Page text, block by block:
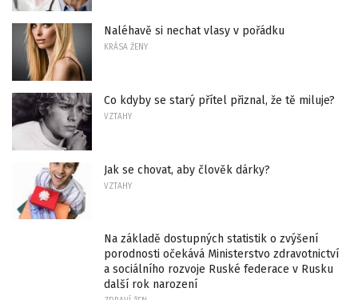
Naléhavě si nechat vlasy v pořádku
KRÁSA ŽENY
Co kdyby se starý přítel přiznal, že tě miluje?
VZTAHY
Jak se chovat, aby člověk dárky?
VZTAHY
Na základě dostupných statistik o zvýšení
porodnosti očekává Ministerstvo zdravotnictví
a sociálního rozvoje Ruské federace v Rusku
další rok narození